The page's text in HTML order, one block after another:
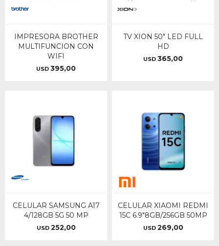
IMPRESORA BROTHER
MULTIFUNCION CON
WIFI
USD 395,00
TV XION 50" LED FULL
HD
USD 365,00
CELULAR SAMSUNG A17
4/128GB 5G 50 MP
USD 252,00
CELULAR XIAOMI REDMI
15C 6.9"8GB/256GB 50MP
USD 269,00